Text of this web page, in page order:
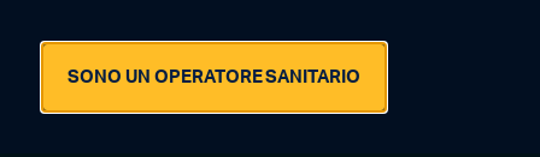
SONO UN OPERATORE SANITARIO